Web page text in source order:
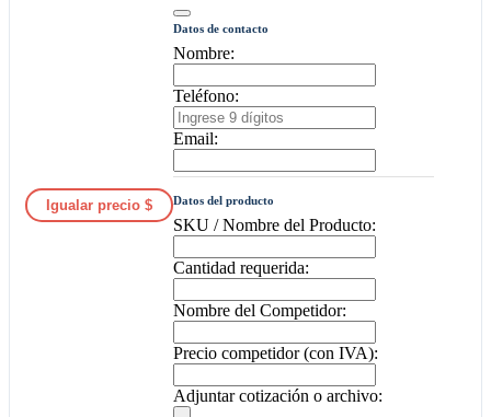
Igualar precio $
Datos de contacto
Nombre:
Teléfono:
Email:
Datos del producto
SKU / Nombre del Producto:
Cantidad requerida:
Nombre del Competidor:
Precio competidor (con IVA):
Adjuntar cotización o archivo: